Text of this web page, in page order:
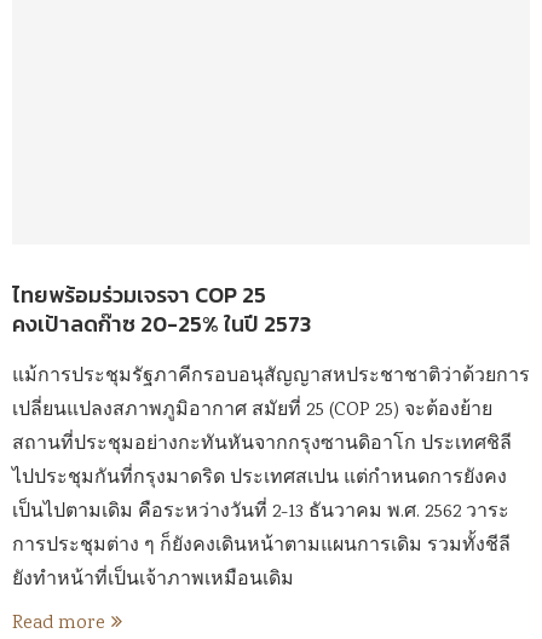
ไทยพร้อมร่วมเจรจา COP 25
คงเป้าลดก๊าซ 20-25% ในปี 2573
แม้การประชุมรัฐภาคีกรอบอนุสัญญาสหประชาชาติว่าด้วยการ
เปลี่ยนแปลงสภาพภูมิอากาศ สมัยที่ 25 (COP 25) จะต้องย้าย
สถานที่ประชุมอย่างกะทันหันจากกรุงซานดิอาโก ประเทศชิลี
ไปประชุมกันที่กรุงมาดริด ประเทศสเปน แต่กำหนดการยังคง
เป็นไปตามเดิม คือระหว่างวันที่ 2-13 ธันวาคม พ.ศ. 2562 วาระ
การประชุมต่าง ๆ ก็ยังคงเดินหน้าตามแผนการเดิม รวมทั้งชีลี
ยังทำหน้าที่เป็นเจ้าภาพเหมือนเดิม
Read more